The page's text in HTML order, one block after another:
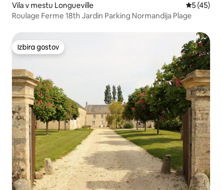
Vila v mestu Longueville
5 (45)
Roulage Ferme 18th Jardin Parking Normandija Plage
Izbira gostov
Izbira gostov